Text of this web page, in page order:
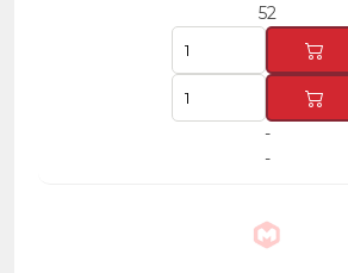
52
-
-